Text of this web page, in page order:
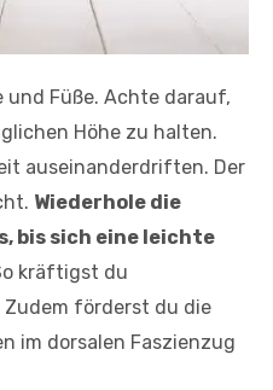
Füße. Achte darauf,
Höhe zu halten.
auseinanderdriften. Der
Wiederhole die
bis sich eine leichte
kräftigst du
Zudem förderst du die
im dorsalen Faszienzug